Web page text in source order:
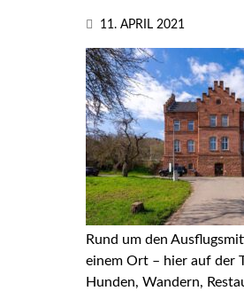
11. APRIL 2021
Rund um den
einem Ort – hier auf der
Hunden, Wandern,